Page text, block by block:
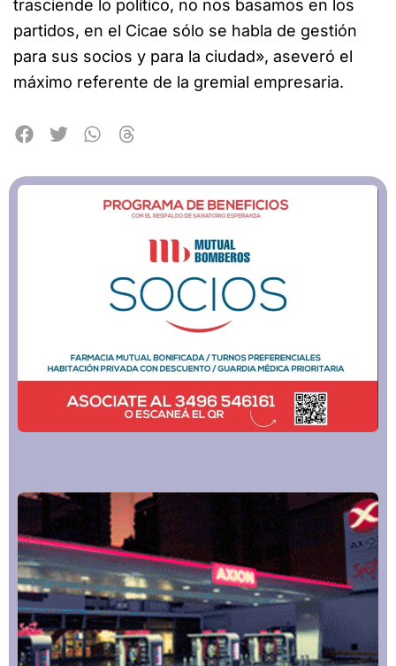
trasciende lo político, no nos basamos en los
partidos, en el Cicae sólo se habla de gestión
para sus socios y para la ciudad», aseveró el
máximo referente de la gremial empresaria.